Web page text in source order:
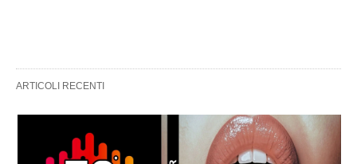
ARTICOLI RECENTI